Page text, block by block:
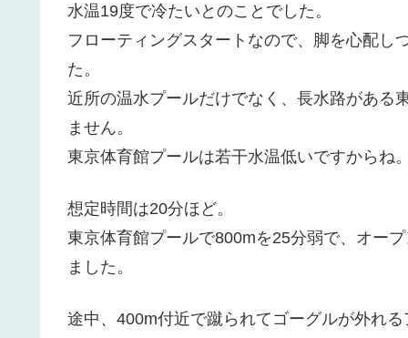
水温19度で冷たいとのことでした。
フローティングスタートなので、脚を心配し
た。
近所の温水プールだけでなく、長水路がある
ません。
東京体育館プールは若干水温低いですからね
想定時間は20分ほど。
東京体育館プールで800mを25分弱で、オー
ました。
途中、400m付近で蹴られてゴーグルが外れ